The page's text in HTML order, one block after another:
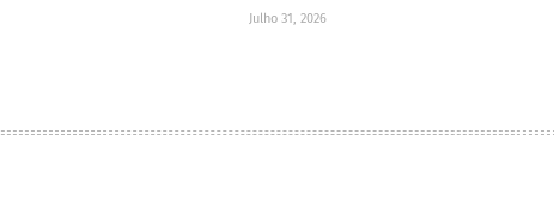
Julho 31, 2026